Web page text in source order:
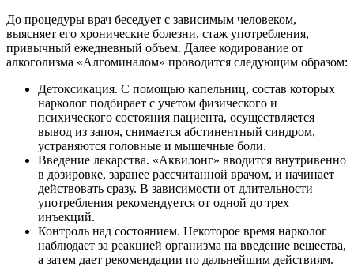
До процедуры врач беседует с зависимым человеком,
выясняет его хронические болезни, стаж употребления,
привычный ежедневный объем. Далее кодирование от
алкоголизма «Алгоминалом» проводится следующим образом:
Детоксикация. С помощью капельниц, состав которых
нарколог подбирает с учетом физического и
психического состояния пациента, осуществляется
вывод из запоя, снимается абстинентный синдром,
устраняются головные и мышечные боли.
Введение лекарства. «Аквилонг» вводится внутривенно
в дозировке, заранее рассчитанной врачом, и начинает
действовать сразу. В зависимости от длительности
употребления рекомендуется от одной до трех
инъекций.
Контроль над состоянием. Некоторое время нарколог
наблюдает за реакцией организма на введение вещества,
а затем дает рекомендации по дальнейшим действиям.